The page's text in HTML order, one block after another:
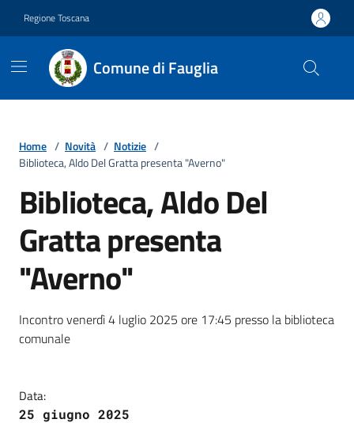
Regione Toscana
Comune di Fauglia
Home / Novità / Notizie /
Biblioteca, Aldo Del Gratta presenta "Averno"
Biblioteca, Aldo Del
Gratta presenta
"Averno"
Dettagli della notizia
Incontro venerdì 4 luglio 2025 ore 17:45 presso la biblioteca
comunale
Data:
25 giugno 2025